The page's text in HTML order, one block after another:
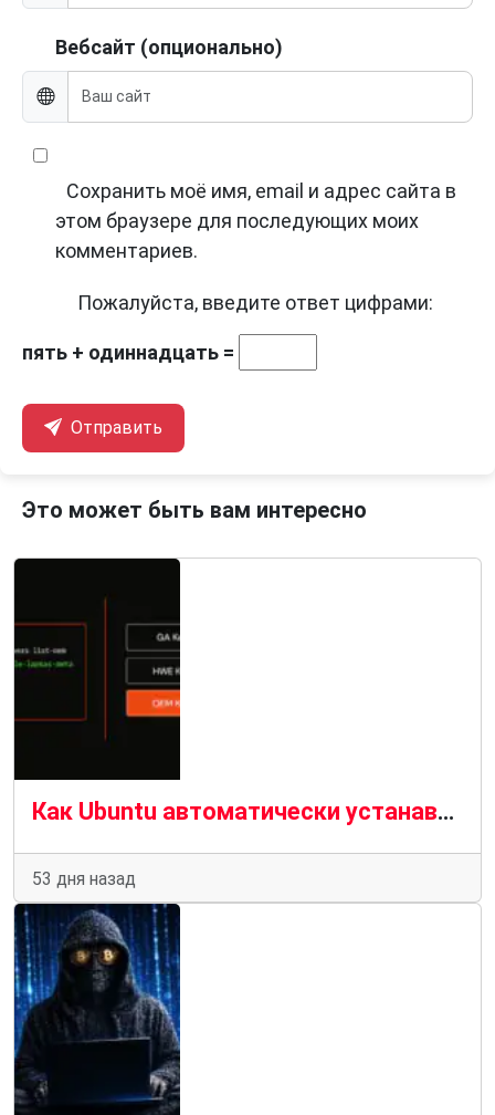
Вебсайт (опционально)
Сохранить моё имя, email и адрес сайта в
этом браузере для последующих моих
комментариев.
Пожалуйста, введите ответ цифрами:
пять + одиннадцать =
Отправить
Это может быть вам интересно
Как Ubuntu автоматически устанавливает подходящие драйверы для вашего компьютера
53 дня назад